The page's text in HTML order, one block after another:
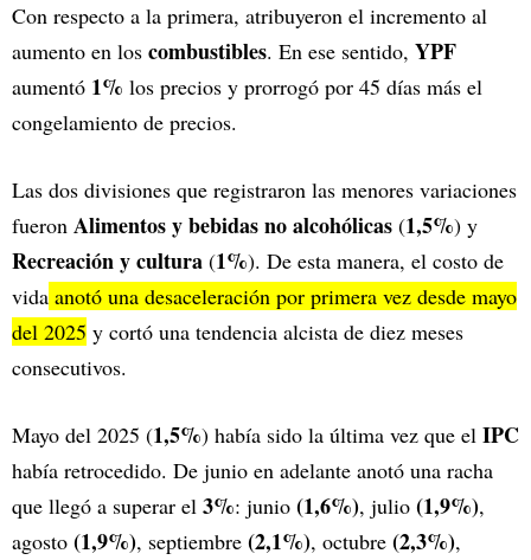
Con respecto a la primera, atribuyeron el incremento al
aumento en los combustibles. En ese sentido, YPF
aumentó 1% los precios y prorrogó por 45 días más el
congelamiento de precios.
Las dos divisiones que registraron las menores variaciones
fueron Alimentos y bebidas no alcohólicas (1,5%) y
Recreación y cultura (1%). De esta manera, el costo de
vida anotó una desaceleración por primera vez desde mayo
del 2025 y cortó una tendencia alcista de diez meses
consecutivos.
Mayo del 2025 (1,5%) había sido la última vez que el IPC
había retrocedido. De junio en adelante anotó una racha
que llegó a superar el 3%: junio (1,6%), julio (1,9%),
agosto (1,9%), septiembre (2,1%), octubre (2,3%),